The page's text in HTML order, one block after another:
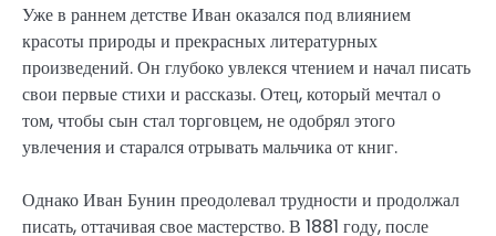
Уже в раннем детстве Иван оказался под влиянием
красоты природы и прекрасных литературных
произведений. Он глубоко увлекся чтением и начал писать
свои первые стихи и рассказы. Отец, который мечтал о
том, чтобы сын стал торговцем, не одобрял этого
увлечения и старался отрывать мальчика от книг.
Однако Иван Бунин преодолевал трудности и продолжал
писать, оттачивая свое мастерство. В 1881 году, после